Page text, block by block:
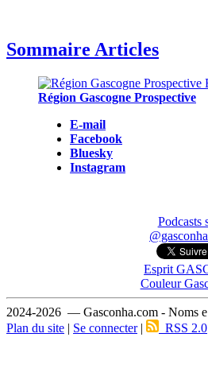
Sommaire Articles
Région Gascogne Prospective
E-mail
Facebook
Bluesky
Instagram
Podcasts
Esprit
Couleur
2024-2026 — Gasconha.com - Noms
Plan du site | Se connecter| RSS 2.0